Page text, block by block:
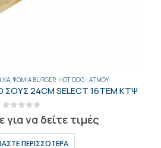
ΤΟΥΡΣΊ,ΕΛΙΈΣ ,ΓΕΝΙΚΑ
ΓΕΜ.ΠΙΠΕΡ.2ΚΙΛ ΠΕΤ